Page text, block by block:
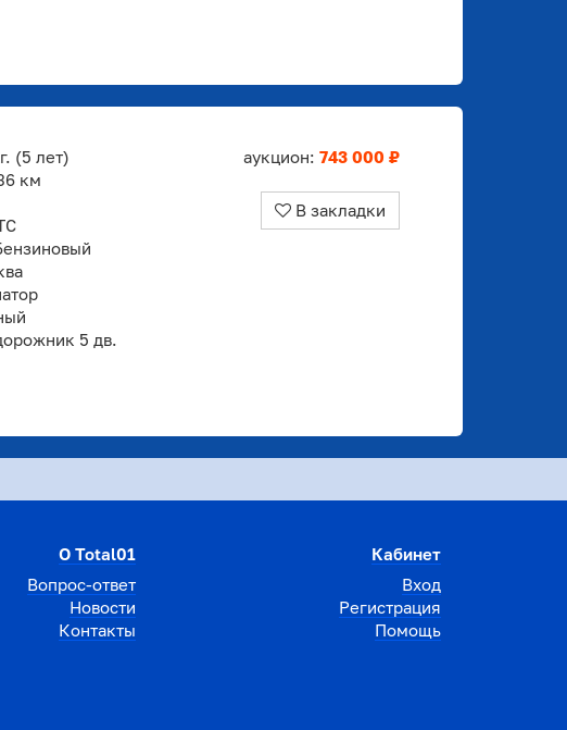
(5 лет)
км
5 дв.
аукцион:743 000 ₽
В закладки
О Total01
Вопрос-ответ
Новости
Контакты
Кабинет
Вход
Регистрация
Помощь